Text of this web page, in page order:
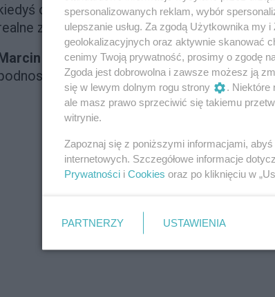
kiedyś ocaliło ją od chaosu, reaguje w
zagrożenie nie istnieje.
Marcin reaguje zupełnie inaczej. Kiedy
a dłonie zaciskają w pięści.
spersonalizowanych reklam, wybór
ulepszanie usług. Za zgodą Użytkownika my
geolokalizacyjnych oraz aktywnie skanować
cenimy Twoją prywatność, prosimy o zgodę
Zgoda jest dobrowolna i zawsze możesz ją
się w lewym dolnym rogu strony
. Niektóre
ale masz prawo sprzeciwić się takiemu
witrynie.
Zapoznaj się z poniższymi informacjami,
internetowych. Szczegółowe informacje
Prywatności i Cookies oraz po kliknięciu w
PARTNERZY USTAWIENIA